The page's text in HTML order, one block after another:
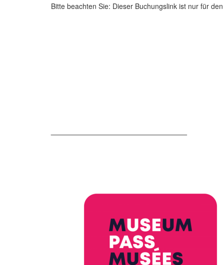
Bitte beachten Sie: Dieser Buchungslink ist nur für